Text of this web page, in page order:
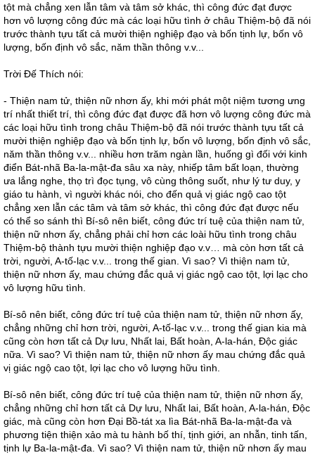
tột mà chẳng xen lẫn tâm và tâm sở khác, thì công đức đạt được
hơn vô lượng công đức mà các loại hữu tình ở châu Thiệm-bộ đã nói
trước thành tựu tất cả mười thiện nghiệp đạo và bốn tịnh lự, bốn vô
lượng, bốn định vô sắc, năm thần thông v.v...
Trời Đế Thích nói:
- Thiện nam tử, thiện nữ nhơn ấy, khi mới phát một niệm tương ưng
trí nhất thiết trí, thì công đức đạt được đã hơn vô lượng công đức mà
các loại hữu tình trong châu Thiệm-bộ đã nói trước thành tựu tất cả
mười thiện nghiệp đạo và bốn tịnh lự, bốn vô lượng, bốn định vô sắc,
năm thần thông v.v... nhiều hơn trăm ngàn lần, huống gì đối với kinh
điển Bát-nhã Ba-la-mật-đa sâu xa này, nhiếp tâm bất loạn, thường
ưa lắng nghe, thọ trì đọc tụng, vô cùng thông suốt, như lý tư duy, y
giáo tu hành, vì người khác nói, cho đến quả vị giác ngộ cao tột
chẳng xen lẫn các tâm và tâm sở khác, thì công đức đạt được nếu
có thể so sánh thì Bí-sô nên biết, công đức trí tuệ của thiện nam tử,
thiện nữ nhơn ấy, chẳng phải chỉ hơn các loài hữu tình trong châu
Thiệm-bộ thành tựu mười thiện nghiệp đạo v.v… mà còn hơn tất cả
trời, người, A-tố-lạc v.v... trong thế gian. Vì sao? Vì thiện nam tử,
thiện nữ nhơn ấy, mau chứng đắc quả vị giác ngộ cao tột, lợi lạc cho
vô lượng hữu tình.
Bí-sô nên biết, công đức trí tuệ của thiện nam tử, thiện nữ nhơn ấy,
chẳng những chỉ hơn trời, người, A-tố-lạc v.v... trong thế gian kia mà
cũng còn hơn tất cả Dự lưu, Nhất lai, Bất hoàn, A-la-hán, Độc giác
nữa. Vì sao? Vì thiện nam tử, thiện nữ nhơn ấy mau chứng đắc quả
vị giác ngộ cao tột, lợi lạc cho vô lượng hữu tình.
Bí-sô nên biết, công đức trí tuệ của thiện nam tử, thiện nữ nhơn ấy,
chẳng những chỉ hơn tất cả Dự lưu, Nhất lai, Bất hoàn, A-la-hán, Độc
giác, mà cũng còn hơn Đại Bồ-tát xa lìa Bát-nhã Ba-la-mật-đa và
phương tiện thiện xảo mà tu hành bố thí, tịnh giới, an nhẫn, tinh tấn,
tịnh lự Ba-la-mật-đa. Vì sao? Vì thiện nam tử, thiện nữ nhơn ấy mau